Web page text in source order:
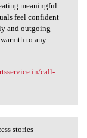
meaningful
feel confident
and outgoing
to any
call-
stories